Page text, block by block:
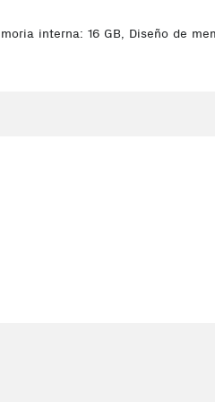
interna: 16 GB, Diseño de